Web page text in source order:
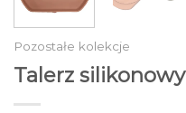
Pozostałe kolekcje
Talerz